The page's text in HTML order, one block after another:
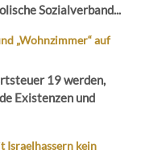
Sozialverband...
„Wohnzimmer“ auf
19 werden,
Existenzen und
Israelhassern kein